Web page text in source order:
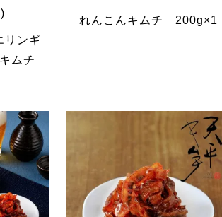
ンギ
ムチ
れんこんキムチ 200g×1